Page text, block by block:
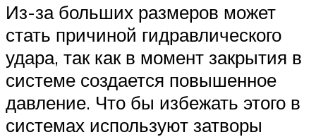
Из-за больших размеров может
стать причиной гидравлического
удара, так как в момент закрытия в
системе создается повышенное
давление. Что бы избежать этого в
системах используют затворы